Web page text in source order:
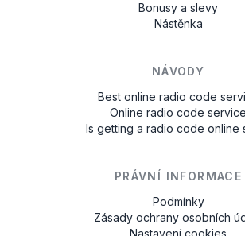
Bonusy a slevy
Nástěnka
NÁVODY
Best online radio code
Online radio code service
Is getting a radio code online
PRÁVNÍ INFORMACE
Podmínky
Zásady ochrany osobních
Nastavení cookies